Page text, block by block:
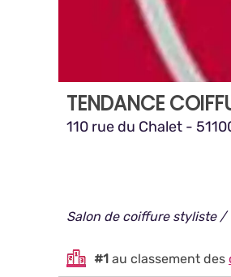
TENDANCE
110 rue du Chalet -
Salon de coiffure styliste /
#1 au classement des